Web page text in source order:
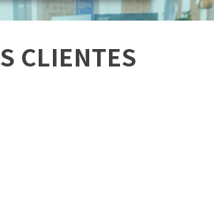
CLIENTES